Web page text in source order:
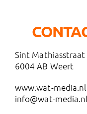
Sint Mathiasstraat
6004 AB Weert
www.wat-media.nl
info@wat-media.nl